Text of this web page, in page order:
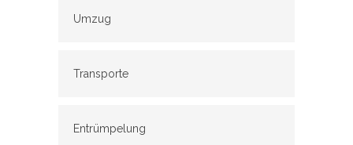
Umzug
Transporte
Entrümpelung